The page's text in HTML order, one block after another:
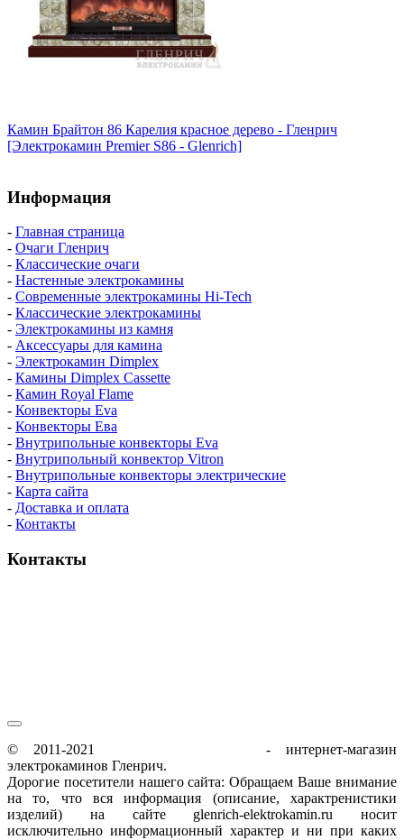
Камин Брайтон 86 Карелия красное дерево - Гленрич
[Электрокамин Premier S86 - Glenrich]
Информация
- Главная страница
- Очаги Гленрич
- Классические очаги
- Настенные электрокамины
- Современные электрокамины Hi-Tech
- Классические электрокамины
- Электрокамины из камня
- Аксессуары для камина
- Электрокамин Dimplex
- Камины Dimplex Cassette
- Камин Royal Flame
- Конвекторы Eva
- Конвекторы Ева
- Внутрипольные конвекторы Eva
- Внутрипольный конвектор Vitron
- Внутрипольные конвекторы электрические
- Карта сайта
- Доставка и оплата
- Контакты
Контакты
© 2011-2021
- интернет-магазин
электрокаминов Гленрич.
Дорогие посетители нашего сайта: Обращаем Ваше внимание
на то, что вся информация (описание, характренистики
изделий) на сайте glenrich-elektrokamin.ru носит
исключительно информационный характер и ни при каких